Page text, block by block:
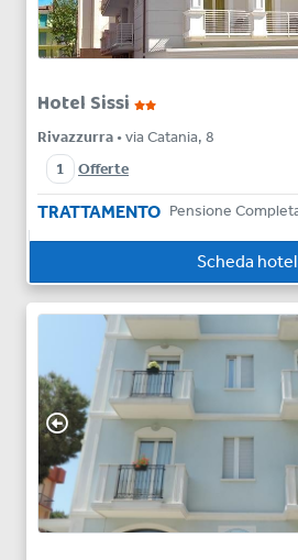
Hotel Sissi
Rivazzurra • via Catania, 8
1
Offerte
TRATTAMENTO
Scheda hotel